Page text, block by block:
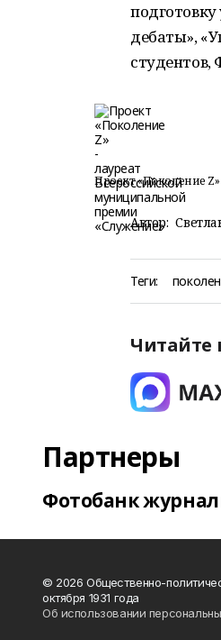
дебаты»,
Проект «Поколение
Автор:
Теги:
Читайте
Партнеры
Фотобанк
© 2026 Общественно-
октября 1931 года
Об использовании